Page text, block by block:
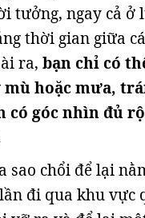
tưởng, ngay cả ở
thời gian giữa
ra, bạn chỉ có
hoặc mưa,
có góc nhìn đủ
sao chổi để lại
đi qua khu vực